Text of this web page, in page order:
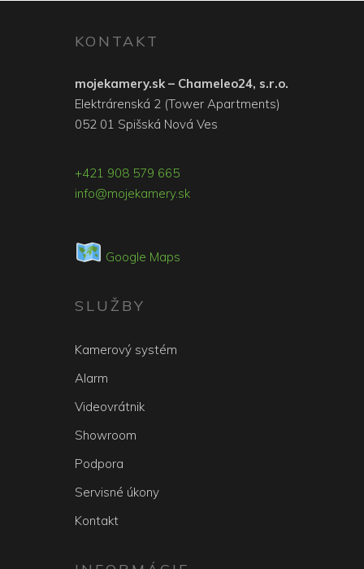
KONTAKT
mojekamery.sk – Chameleo24, s.r.o.
Elektrárenská 2 (Tower Apartments)
052 01 Spišská Nová Ves
+421 908 579 665
info@mojekamery.sk
Google Maps
SLUŽBY
Kamerový systém
Alarm
Videovrátnik
Showroom
Podpora
Servisné úkony
Kontakt